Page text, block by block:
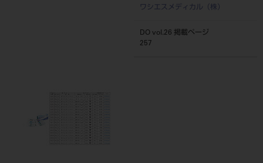
ワシエスメディカル（株）
DO vol.26 掲載ページ
257